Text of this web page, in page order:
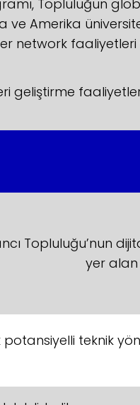
Topluluğun
ve Amerika
network
geliştirme
Topluluğu’nun
yer alan
potansiyelli teknik